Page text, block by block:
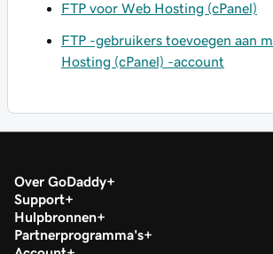
FTP voor Web Hosting (cPanel)
FTP -gebruikers toevoegen aan
Hosting (cPanel) -account
Over GoDaddy
Support
Hulpbronnen
Partnerprogramma's